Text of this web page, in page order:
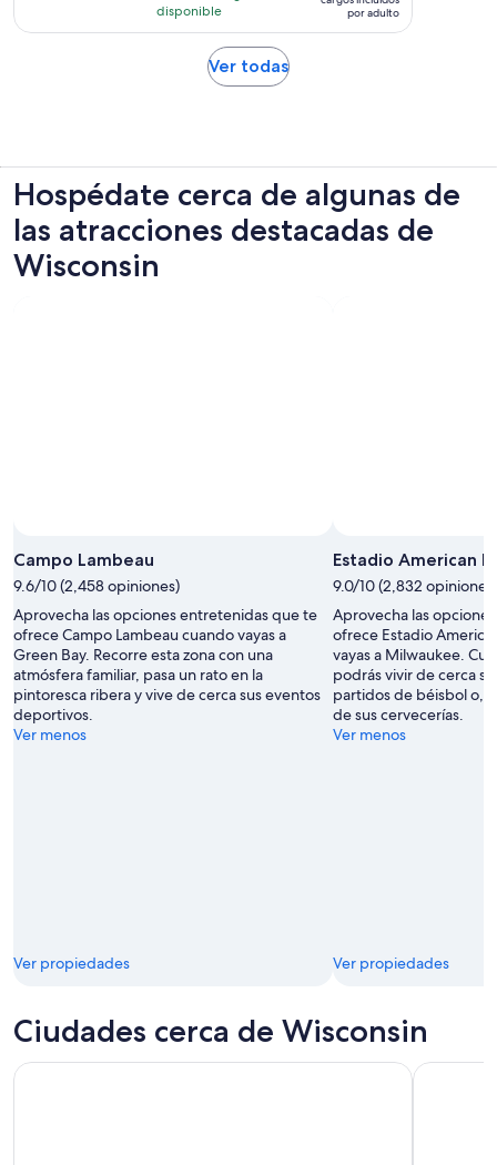
9
opiniones
disponible
de
por adulto
Ver todasSe
Hospédate cerca de algunas de
las atracciones destacadas de
Wisconsin
de
uso
libre
por
Michael
Schuier
Campo Lambeau
9.6/10 (2,458 opiniones)
Aprovecha las opciones entretenidas que te
ofrece Campo Lambeau cuando vayas a
Green Bay. Recorre esta zona con una
atmósfera familiar, pasa un rato en la
pintoresca ribera y vive de cerca sus eventos
deportivos.
Ver menos
Ver propiedades
Estadio American
9.0/10 (2,832 opiniones)
Aprovecha las
ofrece Estadio
vayas a Milwaukee.
podrás vivir de cerca
partidos de béisbol o,
de sus cervecerías.
Ver menos
Ver propiedades
Ciudades cerca de Wisconsin